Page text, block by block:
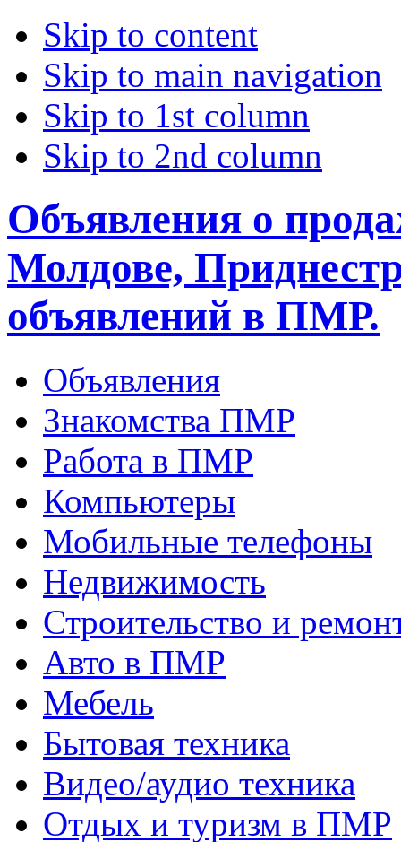
Skip to content
Skip to main navigation
Skip to 1st column
Skip to 2nd column
Объявления о
Молдове,
объявлений в ПМР.
Объявления
Знакомства ПМР
Работа в ПМР
Компьютеры
Мобильные телефоны
Недвижимость
Строительство и
Авто в ПМР
Мебель
Бытовая техника
Видео/аудио техника
Отдых и туризм в ПМР